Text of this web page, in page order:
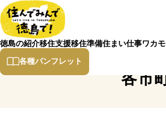
徳島の紹介移住支援移住準備住まい仕事ワカ
各種パンフレット
各市